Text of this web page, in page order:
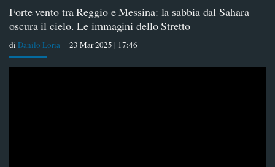
Forte vento tra Reggio e Messina: la sabbia dal Sahara
oscura il cielo. Le immagini dello Stretto
di Danilo Loria 23 Mar 2025 | 17:46